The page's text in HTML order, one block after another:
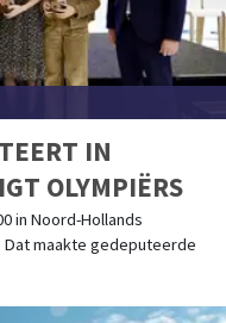
IN
OLYMPIËRS
in Noord-Hollands
maakte gedeputeerde